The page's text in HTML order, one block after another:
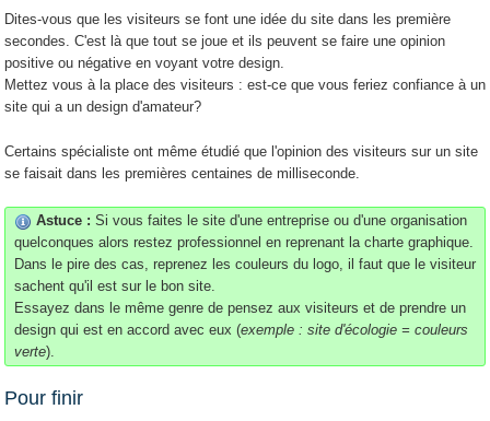
Dites-vous que les visiteurs se font une idée du site dans les première
secondes. C'est là que tout se joue et ils peuvent se faire une opinion
positive ou négative en voyant votre design.
Mettez vous à la place des visiteurs : est-ce que vous feriez confiance à un
site qui a un design d'amateur?
Certains spécialiste ont même étudié que l'opinion des visiteurs sur un site
se faisait dans les premières centaines de milliseconde.
Astuce : Si vous faites le site d'une entreprise ou d'une organisation
quelconques alors restez professionnel en reprenant la charte graphique.
Dans le pire des cas, reprenez les couleurs du logo, il faut que le visiteur
sachent qu'il est sur le bon site.
Essayez dans le même genre de pensez aux visiteurs et de prendre un
design qui est en accord avec eux (exemple : site d'écologie = couleurs
verte).
Pour finir